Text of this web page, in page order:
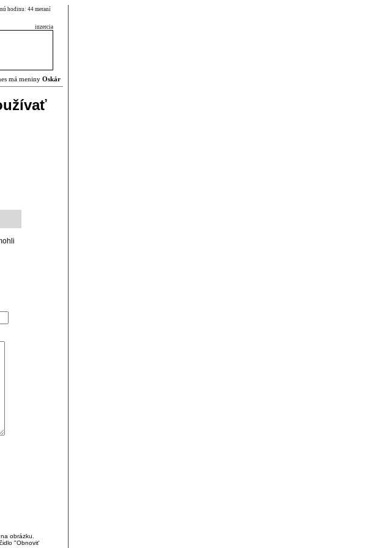
hodinu: 44 meraní
inzercia
má meniny Oskár
obrázku.
"Obnoviť